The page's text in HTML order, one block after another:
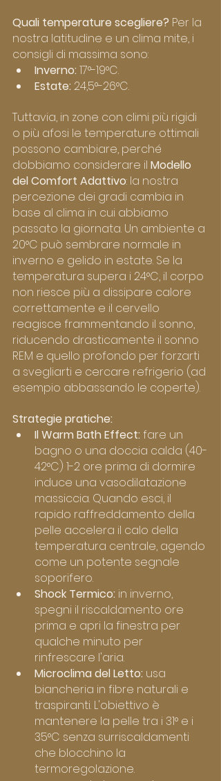
Quali temperature scegliere? Per la
nostra latitudine e un clima mite, i
consigli di massima sono:
Inverno: 17°-19°C.
Estate: 24,5°-26°C.
Tuttavia, in zone con climi più rigidi
o più afosi le temperature ottimali
possono cambiare, perché
dobbiamo considerare il Modello
del Comfort Adattivo: la nostra
percezione dei gradi cambia in
base al clima in cui abbiamo
passato la giornata. Un ambiente a
20°C può sembrare normale in
inverno e gelido in estate. Se la
temperatura supera i 24°C, il corpo
non riesce più a dissipare calore
correttamente e il cervello
reagisce frammentando il sonno,
riducendo drasticamente il sonno
REM e quello profondo per forzarti
a svegliarti e cercare refrigerio (ad
esempio abbassando le coperte).
Strategie pratiche:
Il Warm Bath Effect: fare un
bagno o una doccia calda (40-
42°C) 1-2 ore prima di dormire
induce una vasodilatazione
massiccia. Quando esci, il
rapido raffreddamento della
pelle accelera il calo della
temperatura centrale, agendo
come un potente segnale
soporifero.
Shock Termico: in inverno,
spegni il riscaldamento ore
prima e apri la finestra per
qualche minuto per
rinfrescare l'aria.
Microclima del Letto: usa
biancheria in fibre naturali e
traspiranti. L'obiettivo è
mantenere la pelle tra i 31° e i
35°C senza surriscaldamenti
che blocchino la
termoregolazione.